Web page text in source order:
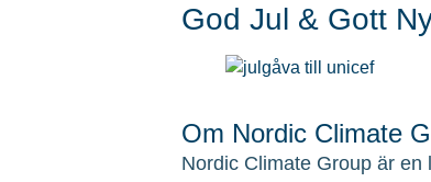
God Jul & Gott
Om Nordic Climate
Nordic Climate Group är